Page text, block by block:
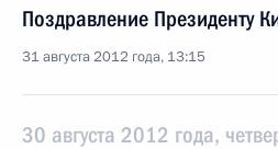
Поздравление Президенту
31 августа 2012 года, 13:15
30 августа 2012 года,